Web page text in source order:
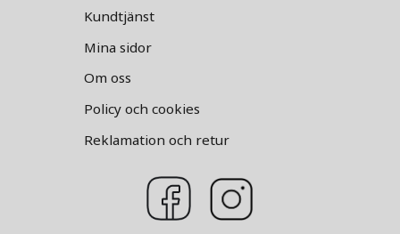
Kundtjänst
Mina sidor
Om oss
Policy och cookies
Reklamation och retur